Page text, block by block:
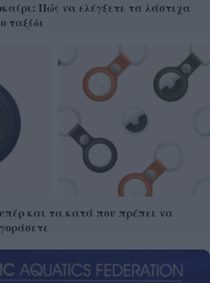
Πώς να ελέγξετε τα λάστιχα
ταξίδι
και τα κατά που πρέπει να